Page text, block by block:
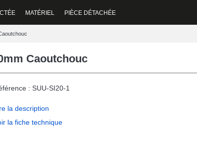
MATÉRIEL PIÈCE DÉTACHÉE
Caoutchouc
: SUU-SI20-1
la description
la fiche technique